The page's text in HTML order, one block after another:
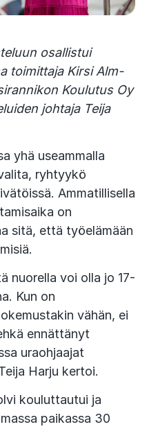
osallistui
toimittaja Kirsi Alm-
Koulutus Oy
johtaja Teija
yhä useammalla
ryhtyykö
Ammatillisella
on
sitä, että työelämään
nuorella voi olla jo 17-
Kun on
vähän, ei
ennättänyt
uraohjaajat
Harju kertoi.
kouluttautui ja
paikassa 30